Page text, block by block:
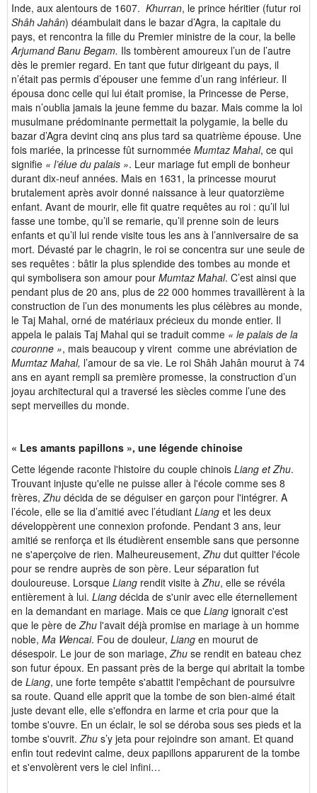
Inde, aux alentours de 1607. Khurran, le prince héritier (futur roi
Shâh Jahân) déambulait dans le bazar d’Agra, la capitale du
pays, et rencontra la fille du Premier ministre de la cour, la belle
Arjumand Banu Begam. Ils tombèrent amoureux l’un de l’autre
dès le premier regard. En tant que futur dirigeant du pays, il
n’était pas permis d’épouser une femme d’un rang inférieur. Il
épousa donc celle qui lui était promise, la Princesse de Perse,
mais n’oublia jamais la jeune femme du bazar. Mais comme la loi
musulmane prédominante permettait la polygamie, la belle du
bazar d’Agra devint cinq ans plus tard sa quatrième épouse. Une
fois mariée, la princesse fût surnommée Mumtaz Mahal, ce qui
signifie « l’élue du palais ». Leur mariage fut empli de bonheur
durant dix-neuf années. Mais en 1631, la princesse mourut
brutalement après avoir donné naissance à leur quatorzième
enfant. Avant de mourir, elle fit quatre requêtes au roi : qu’il lui
fasse une tombe, qu’il se remarie, qu’il prenne soin de leurs
enfants et qu’il lui rende visite tous les ans à l’anniversaire de sa
mort. Dévasté par le chagrin, le roi se concentra sur une seule de
ses requêtes : bâtir la plus splendide des tombes au monde et
qui symbolisera son amour pour Mumtaz Mahal. C’est ainsi que
pendant plus de 20 ans, plus de 22 000 hommes travaillèrent à la
construction de l’un des monuments les plus célèbres au monde,
le Taj Mahal, orné de matériaux précieux du monde entier. Il
appela le palais Taj Mahal qui se traduit comme « le palais de la
couronne », mais beaucoup y virent comme une abréviation de
Mumtaz Mahal, l’amour de sa vie. Le roi Shâh Jahân mourut à 74
ans en ayant rempli sa première promesse, la construction d’un
joyau architectural qui a traversé les siècles comme l’une des
sept merveilles du monde.
« Les amants papillons », une légende chinoise
Cette légende raconte l'histoire du couple chinois Liang et Zhu.
Trouvant injuste qu'elle ne puisse aller à l'école comme ses 8
frères,Zhu décida de se déguiser en garçon pour l'intégrer. A
l’école, elle se lia d’amitié avec l’étudiant Liang et les deux
développèrent une connexion profonde. Pendant 3 ans, leur
amitié se renforça et ils étudièrent ensemble sans que personne
ne s'aperçoive de rien. Malheureusement,Zhu dut quitter l'école
pour se rendre auprès de son père. Leur séparation fut
douloureuse. Lorsque Liang rendit visite àZhu, elle se révéla
entièrement à lui. Liang décida de s'unir avec elle éternellement
en la demandant en mariage. Mais ce que Liang ignorait c'est
que le père deZhu l'avait déjà promise en mariage à un homme
noble, Ma Wencai. Fou de douleur, Liang en mourut de
désespoir. Le jour de son mariage,Zhu se rendit en bateau chez
son futur époux. En passant près de la berge qui abritait la tombe
de Liang, une forte tempête s'abattit l'empêchant de poursuivre
sa route. Quand elle apprit que la tombe de son bien-aimé était
juste devant elle, elle s'effondra en larme et cria pour que la
tombe s'ouvre. En un éclair, le sol se déroba sous ses pieds et la
tombe s'ouvrit.Zhu s’y jeta pour rejoindre son amant. Et quand
enfin tout redevint calme, deux papillons apparurent de la tombe
et s'envolèrent vers le ciel infini…